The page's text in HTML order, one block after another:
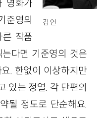
김 언
영화가
준영의
른 작품
는다면 기준영의 것은
. 한없이 이상하지만
있는 정열. 각 단편의
될 정도로 단순해요.